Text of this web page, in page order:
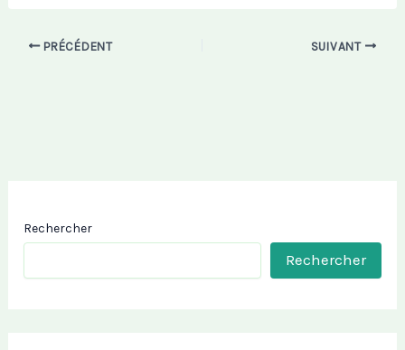
PRÉCÉDENT SUIVANT
Rechercher
Rechercher